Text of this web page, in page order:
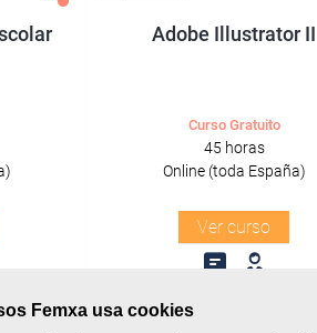
Femxa usa cookies
Adobe Illustrator II
Curso Gratuito
45 horas
Online (toda España)
Ver curso